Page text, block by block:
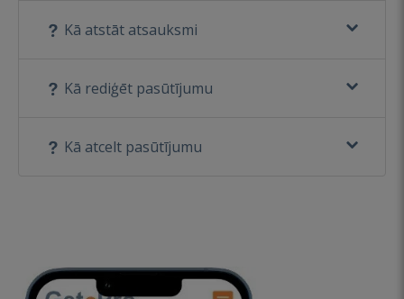
Kā atstāt atsauksmi
Kā rediģēt pasūtījumu
Kā atcelt pasūtījumu